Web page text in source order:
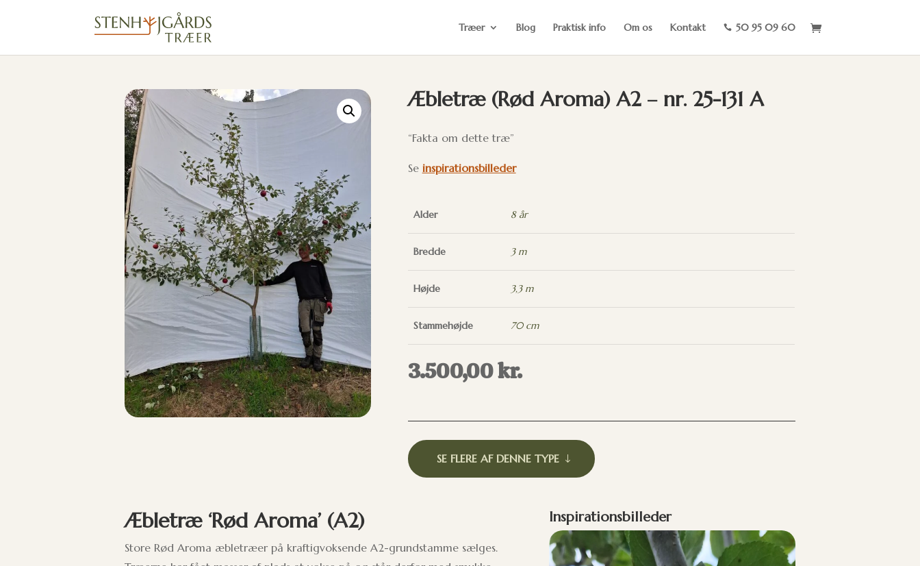
Træer Blog Praktisk info Om os Kontakt  50 95 09 60
Æbletræ (Rød Aroma) A2 – nr. 25-131 A
“Fakta om dette træ”
Se inspirationsbilleder
Alder 8 år
Bredde 3 m
Højde 3,3 m
Stammehøjde 70 cm
3.500,00kr.
SE FLERE AF DENNE TYPE
Æbletræ ‘Rød Aroma’ (A2)
Store Rød Aroma æbletræer på kraftigvoksende A2-grundstamme sælges.
Inspirationsbilleder